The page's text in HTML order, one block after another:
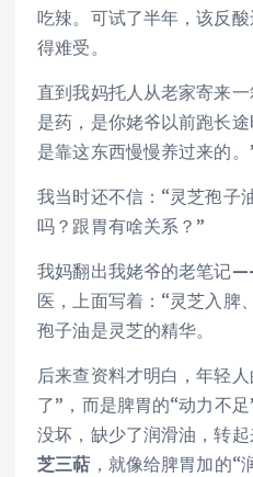
吃辣。可试了半年，该反
得难受。
直到我妈托人从老家寄来
是药，是你姥爷以前跑长
是靠这东西慢慢养过来的。
我当时还不信：“灵芝孢子
吗？跟胃有啥关系？”
我妈翻出我姥爷的老笔记
医，上面写着：“灵芝入脾
孢子油是灵芝的精华。
后来查资料才明白，年轻
了”，而是脾胃的“动力不
没坏，缺少了润滑油，转
芝三萜 ，就像给脾胃加的“